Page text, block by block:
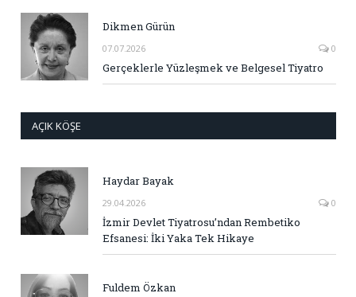
Dikmen Gürün
07.07.2026 0
Gerçeklerle Yüzleşmek ve Belgesel Tiyatro
AÇIK KÖŞE
Haydar Bayak
29.04.2026 0
İzmir Devlet Tiyatrosu’ndan Rembetiko
Efsanesi: İki Yaka Tek Hikaye
Fuldem Özkan